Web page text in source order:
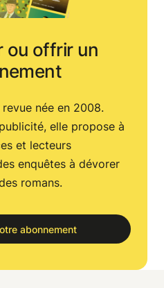
ou offrir un
revue née en 2008.
elle propose à
et lecteurs
enquêtes à dévorer
romans.
abonnement